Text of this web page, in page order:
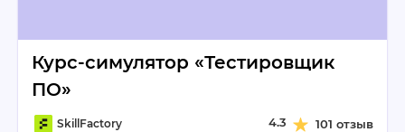
Курс-симулятор «Тестировщик
ПО»
SkillFactory 4.3 101 отзыв